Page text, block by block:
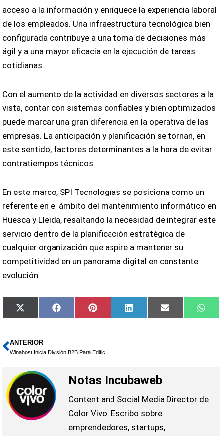
acceso a la información y enriquece la experiencia laboral
de los empleados. Una infraestructura tecnológica bien
configurada contribuye a una toma de decisiones más
ágil y a una mayor eficacia en la ejecución de tareas
cotidianas.
Con el aumento de la actividad en diversos sectores a la
vista, contar con sistemas confiables y bien optimizados
puede marcar una gran diferencia en la operativa de las
empresas. La anticipación y planificación se tornan, en
este sentido, factores determinantes a la hora de evitar
contratiempos técnicos.
En este marco, SPI Tecnologías se posiciona como un
referente en el ámbito del mantenimiento informático en
Huesca y Lleida, resaltando la necesidad de integrar este
servicio dentro de la planificación estratégica de
cualquier organización que aspire a mantener su
competitividad en un panorama digital en constante
evolución.
Compartir
en
X
(Twitter)
Compartir
en
FacebookCompartir
en
Pinterest Compartir
en
LinkedIn
Compartir
en
Email
en
Ant
ANTERIOR
Notas Incubaweb
Content and Social Media Director de
Color Vivo. Escribo sobre
emprendedores, startups,